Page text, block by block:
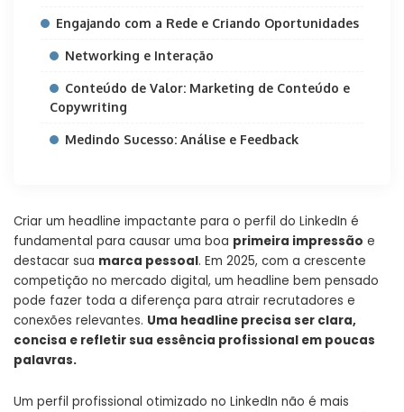
Engajando com a Rede e Criando Oportunidades
Networking e Interação
Conteúdo de Valor: Marketing de Conteúdo e
Copywriting
Medindo Sucesso: Análise e Feedback
Criar um headline impactante para o perfil do LinkedIn é
fundamental para causar uma boa primeira impressão e
destacar sua marca pessoal. Em 2025, com a crescente
competição no mercado digital, um headline bem pensado
pode fazer toda a diferença para atrair recrutadores e
conexões relevantes. Uma headline precisa ser clara,
concisa e refletir sua essência profissional em poucas
palavras.
Um perfil profissional otimizado no LinkedIn não é mais